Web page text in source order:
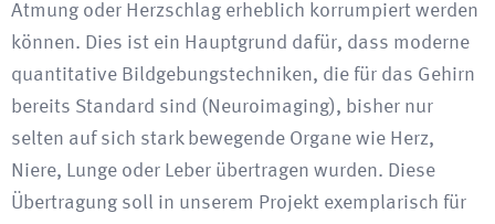
Atmung oder Herzschlag erheblich korrumpiert werden
können. Dies ist ein Hauptgrund dafür, dass moderne
quantitative Bildgebungstechniken, die für das Gehirn
bereits Standard sind (Neuroimaging), bisher nur
selten auf sich stark bewegende Organe wie Herz,
Niere, Lunge oder Leber übertragen wurden. Diese
Übertragung soll in unserem Projekt exemplarisch für